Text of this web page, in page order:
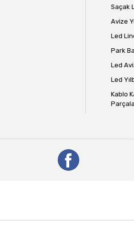
Saçak
Avize
Led
Park
Led
Led
Kablo